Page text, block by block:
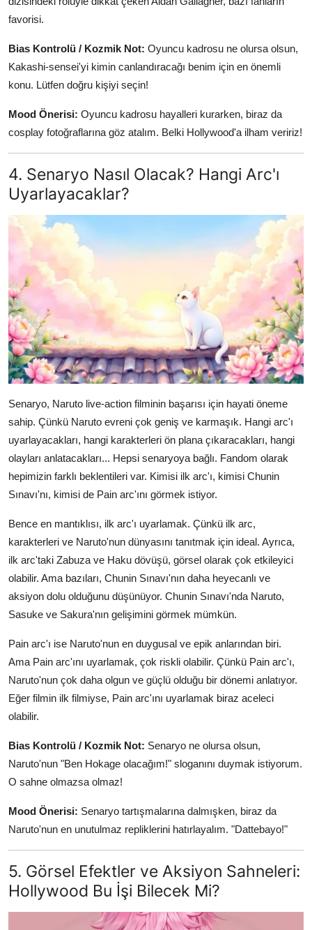
favorisi.
Bias Kontrolü / Kozmik Not: Oyuncu kadrosu ne olursa olsun,
Kakashi-sensei'yi kimin canlandıracağı benim için en önemli
konu. Lütfen doğru kişiyi seçin!
Mood Önerisi: Oyuncu kadrosu hayalleri kurarken, biraz da
cosplay fotoğraflarına göz atalım. Belki Hollywood'a ilham veririz!
4. Senaryo Nasıl Olacak? Hangi Arc'ı
Uyarlayacaklar?
Senaryo, Naruto live-action filminin başarısı için hayati öneme
sahip. Çünkü Naruto evreni çok geniş ve karmaşık. Hangi arc'ı
uyarlayacakları, hangi karakterleri ön plana çıkaracakları, hangi
olayları anlatacakları... Hepsi senaryoya bağlı. Fandom olarak
hepimizin farklı beklentileri var. Kimisi ilk arc'ı, kimisi Chunin
Sınavı'nı, kimisi de Pain arc'ını görmek istiyor.
Bence en mantıklısı, ilk arc'ı uyarlamak. Çünkü ilk arc,
karakterleri ve Naruto'nun dünyasını tanıtmak için ideal. Ayrıca,
ilk arc'taki Zabuza ve Haku dövüşü, görsel olarak çok etkileyici
olabilir. Ama bazıları, Chunin Sınavı'nın daha heyecanlı ve
aksiyon dolu olduğunu düşünüyor. Chunin Sınavı'nda Naruto,
Sasuke ve Sakura'nın gelişimini görmek mümkün.
Pain arc'ı ise Naruto'nun en duygusal ve epik anlarından biri.
Ama Pain arc'ını uyarlamak, çok riskli olabilir. Çünkü Pain arc'ı,
Naruto'nun çok daha olgun ve güçlü olduğu bir dönemi anlatıyor.
Eğer filmin ilk filmiyse, Pain arc'ını uyarlamak biraz aceleci
olabilir.
Bias Kontrolü / Kozmik Not: Senaryo ne olursa olsun,
Naruto'nun "Ben Hokage olacağım!" sloganını duymak istiyorum.
O sahne olmazsa olmaz!
Mood Önerisi: Senaryo tartışmalarına dalmışken, biraz da
Naruto'nun en unutulmaz repliklerini hatırlayalım. "Dattebayo!"
5. Görsel Efektler ve Aksiyon Sahneleri:
Hollywood Bu İşi Bilecek Mi?